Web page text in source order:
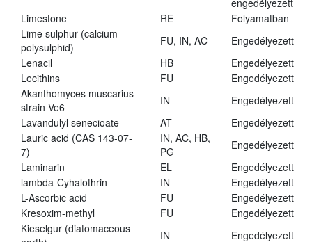
engedélyezett
Limestone
RE
Folyamatban
Lime sulphur (calcium
polysulphid)
FU, IN, AC
Engedélyezett
Lenacil
HB
Engedélyezett
Lecithins
FU
Engedélyezett
Akanthomyces muscarius
strain Ve6
IN
Engedélyezett
Lavandulyl senecioate
AT
Engedélyezett
Lauric acid (CAS 143-07-
7)
IN, AC, HB,
PG
Engedélyezett
Laminarin
EL
Engedélyezett
lambda-Cyhalothrin
IN
Engedélyezett
L-Ascorbic acid
FU
Engedélyezett
Kresoxim-methyl
FU
Engedélyezett
Kieselgur (diatomaceous
IN Engedélyezett